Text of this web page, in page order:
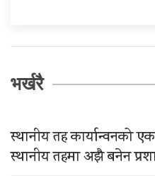
भर्खरै
स्थानीय तह कार्यान्वनको
स्थानीय तहमा अझै बनेन